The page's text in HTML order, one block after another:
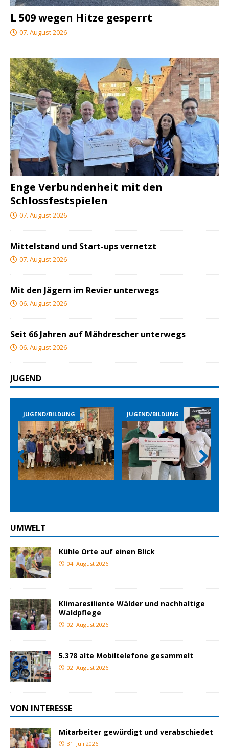
L 509 wegen Hitze gesperrt
07. August 2026
Enge Verbundenheit mit den
Schlossfestspielen
07. August 2026
Mittelstand und Start-ups vernetzt
07. August 2026
Mit den Jägern im Revier unterwegs
06. August 2026
Seit 66 Jahren auf Mähdrescher unterwegs
06. August 2026
JUGEND
JUGEND/BILDUNG JUGEND/BILDUNG
Prev
ious
Nex
t
UMWELT
Kühle Orte auf einen Blick
04. August 2026
Klimaresiliente Wälder und nachhaltige
Waldpflege
02. August 2026
5.378 alte Mobiltelefone gesammelt
02. August 2026
VON INTERESSE
Mitarbeiter gewürdigt und verabschiedet
31. Juli 2026